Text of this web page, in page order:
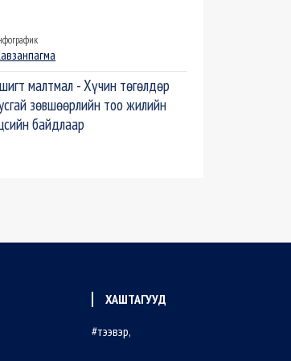
малтмал - Хүчин төгөлдөр
зөвшөөрлийн тоо жилийн
байдлаар
ХАШТАГУУД
тээвэр